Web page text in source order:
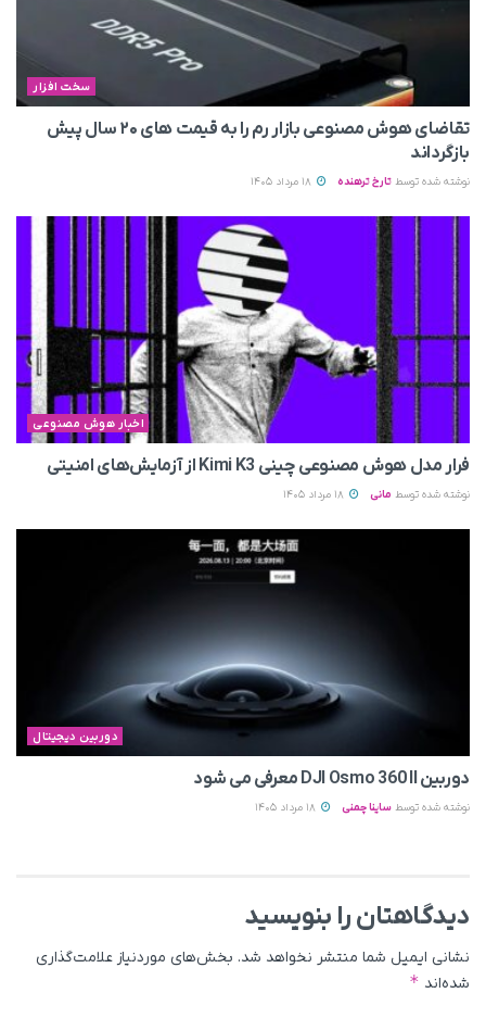
سخت افزار
تقاضای هوش مصنوعی بازار رم را به قیمت های ۲۰ سال پیش
بازگرداند
نوشته شده توسط تارخ ترهنده
اخبار هوش مصنوعی
فرار مدل هوش مصنوعی چینی Kimi K3 از آزمایش‌های امنیتی
نوشته شده توسط مانی
دوربین دیجیتال
دوربین DJI Osmo 360 II معرفی می‌ شود
نوشته شده توسط ساینا چمنی
دیدگاهتان را بنویسید
نشانی ایمیل شما منتشر نخواهد شد. بخش‌های موردنیاز علامت‌گذاری
شده‌اند *